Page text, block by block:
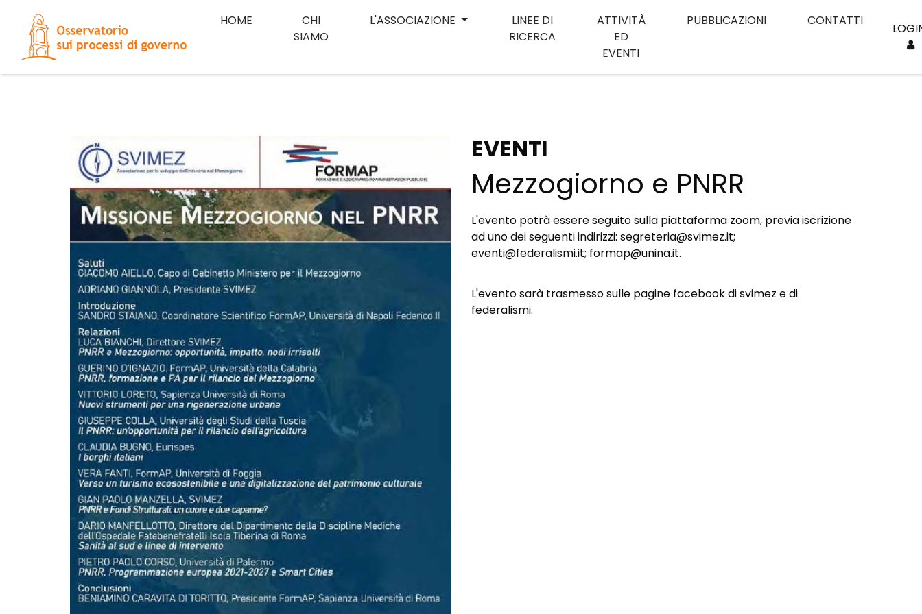
HOME
CHI
SIAMO
L'ASSOCIAZIONE
LINEE DI
RICERCA
ATTIVITÀ
ED
EVENTI
PUBBLICAZIONI CONTATTI
EVENTI
Mezzogiorno e PNRR
L'evento potrà essere seguito sulla piattaforma zoom, previa iscrizione
ad uno dei seguenti indirizzi: segreteria@svimez.it;
eventi@federalismi.it; formap@unina.it.
L'evento sarà trasmesso sulle pagine facebook di svimez e di
federalismi.